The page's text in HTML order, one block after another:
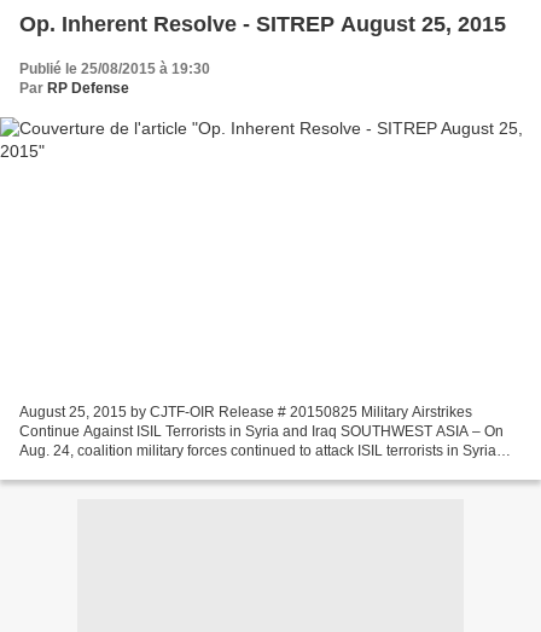
Op. Inherent Resolve - SITREP August 25, 2015
Publié le 25/08/2015 à 19:30
Par RP Defense
August 25, 2015 by CJTF-OIR Release # 20150825 Military Airstrikes
Continue Against ISIL Terrorists in Syria and Iraq SOUTHWEST ASIA – On
Aug. 24, coalition military forces continued to attack ISIL terrorists in Syria